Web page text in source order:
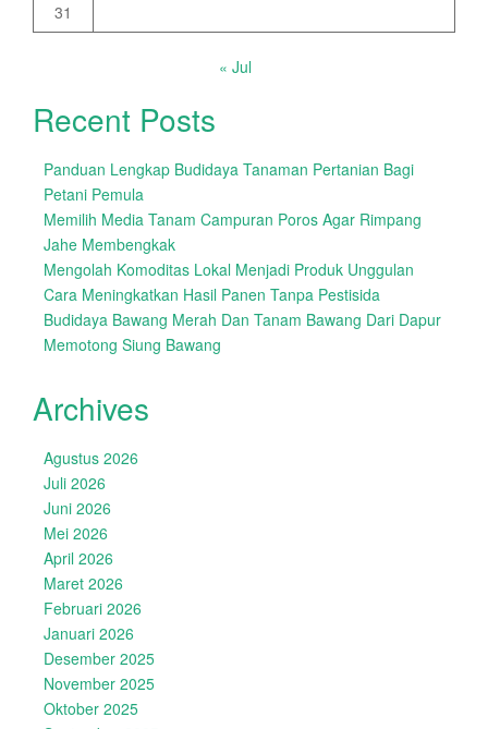
31
« Jul
Recent Posts
Panduan Lengkap Budidaya Tanaman Pertanian Bagi
Petani Pemula
Memilih Media Tanam Campuran Poros Agar Rimpang
Jahe Membengkak
Mengolah Komoditas Lokal Menjadi Produk Unggulan
Cara Meningkatkan Hasil Panen Tanpa Pestisida
Budidaya Bawang Merah Dan Tanam Bawang Dari Dapur
Memotong Siung Bawang
Archives
Agustus 2026
Juli 2026
Juni 2026
Mei 2026
April 2026
Maret 2026
Februari 2026
Januari 2026
Desember 2025
November 2025
Oktober 2025